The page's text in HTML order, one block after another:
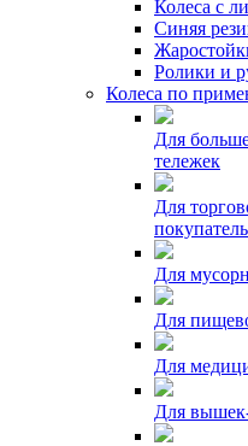
Колеса с
Синяя
Ролики и
Колеса по
Для
тележек
Для
Для
Для
Для
Для